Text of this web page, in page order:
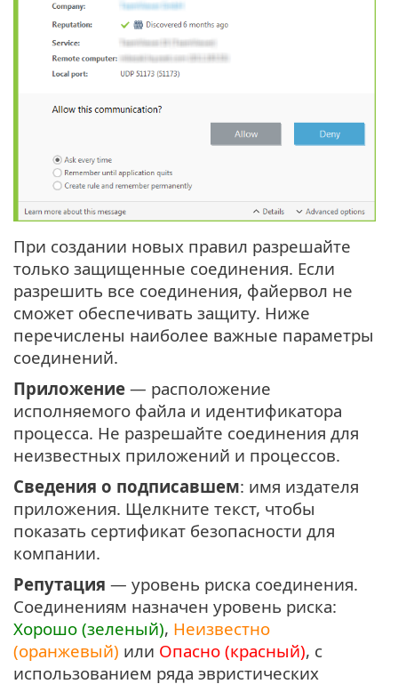
При создании новых правил разрешайте
только защищенные соединения. Если
разрешить все соединения, файервол не
сможет обеспечивать защиту. Ниже
перечислены наиболее важные параметры
соединений.
Приложение — расположение
исполняемого файла и идентификатора
процесса. Не разрешайте соединения для
неизвестных приложений и процессов.
Сведения о подписавшем: имя издателя
приложения. Щелкните текст, чтобы
показать сертификат безопасности для
компании.
Репутация — уровень риска соединения.
Соединениям назначен уровень риска:
Хорошо (зеленый), Неизвестно
(оранжевый) или Опасно (красный), с
использованием ряда эвристических